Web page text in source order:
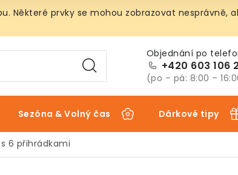
Některé prvky se mohou zobrazovat nesprávně,
+420 603 106
(po – pá: 8:00 –
Sezóna & Volný čas Dárkové tipy
6 přihrádkami